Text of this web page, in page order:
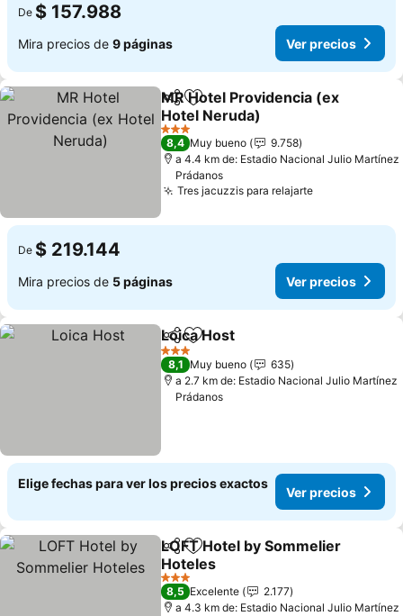
De $ 157.988
Mira precios de 9 páginas Ver precios
CompartirAgregar a favoritos
MR Hotel Providencia (ex
Hotel Neruda)
Ver precios
3 Estrellas
8,4 Muy bueno
9.758
a 4.4 km de: Estadio Nacional Julio Martínez
Prádanos
Tres jacuzzis para relajarteVer precios
De $ 219.144
Mira precios de 5 páginas Ver precios
CompartirAgregar a favoritos
Loica Host
3 Estrellas
8,1 Muy bueno
635
a 2.7 km de: Estadio Nacional Julio Martínez
Prádanos
Elige fechas para ver los precios exactos
Ver precios
CompartirAgregar a favoritos
LOFT Hotel by Sommelier
Hoteles
Ver precios
3 Estrellas
8,5 Excelente
2.177
a 4.3 km de: Estadio Nacional Julio Martínez